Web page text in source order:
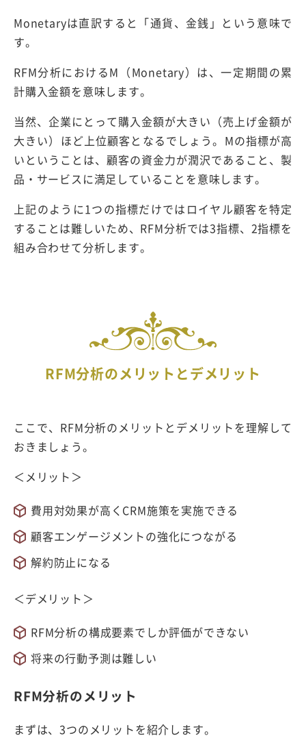
Monetaryは直訳すると「通貨、金銭」という意味で
す。
RFM分析におけるM（Monetary）は、一定期間の累
計購入金額を意味します。
当然、企業にとって購入金額が大きい（売上げ金額が
大きい）ほど上位顧客となるでしょう。Mの指標が高
いということは、顧客の資金力が潤沢であること、製
品・サービスに満足していることを意味します。
上記のように1つの指標だけではロイヤル顧客を特定
することは難しいため、RFM分析では3指標、2指標を
組み合わせて分析します。
RFM分析のメリットとデメリット
ここで、RFM分析のメリットとデメリットを理解して
おきましょう。
＜メリット＞
費用対効果が高くCRM施策を実施できる
顧客エンゲージメントの強化につながる
解約防止になる
＜デメリット＞
RFM分析の構成要素でしか評価ができない
将来の行動予測は難しい
RFM分析のメリット
まずは、3つのメリットを紹介します。